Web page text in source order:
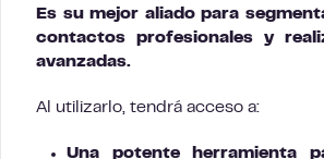
Es su mejor aliado para
contactos profesionales y
avanzadas.
Al utilizarlo, tendrá acceso a:
Una potente herramienta